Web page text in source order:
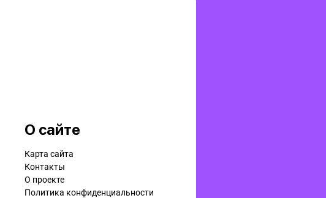
О сайте
Карта сайта
Контакты
О проекте
Политика конфиденциальности